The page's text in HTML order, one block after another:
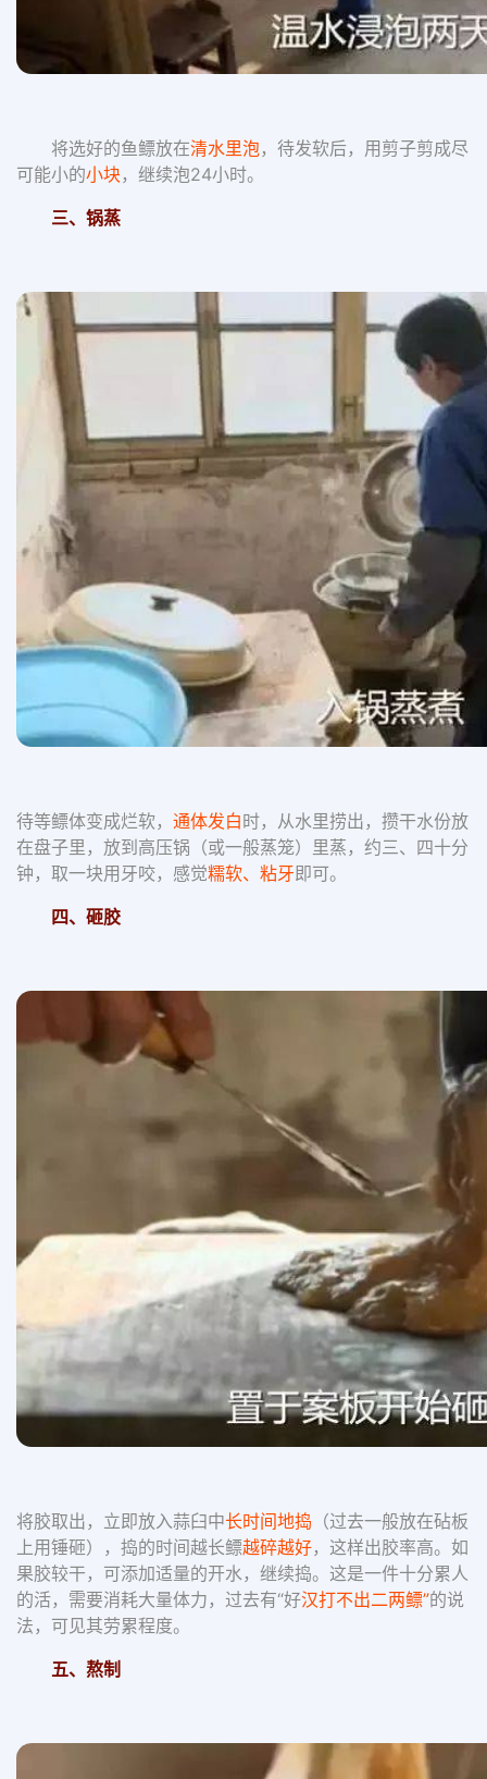
将选好的鱼鳔放在清水里泡 ，待发软后，用剪子剪成尽
可能小的小块，继续泡24小时。
三、锅蒸
待等鳔体变成烂软， 通体发白时，从水里捞出，攒干水份放
在盘子里，放到高压锅（或一般蒸笼）里蒸，约三、四十分
钟，取一块用牙咬，感觉糯软、粘牙即可。
四、砸胶
将胶取出，立即放入蒜臼中长时间地捣 （过去一般放在砧板
上用锤砸），捣的时间越长鳔越碎越好，这样出胶率高。如
果胶较干，可添加适量的开水，继续捣。这是一件十分累人
的活，需要消耗大量体力，过去有“好汉打不出二两鳔”的说
法，可见其劳累程度。
五、熬制